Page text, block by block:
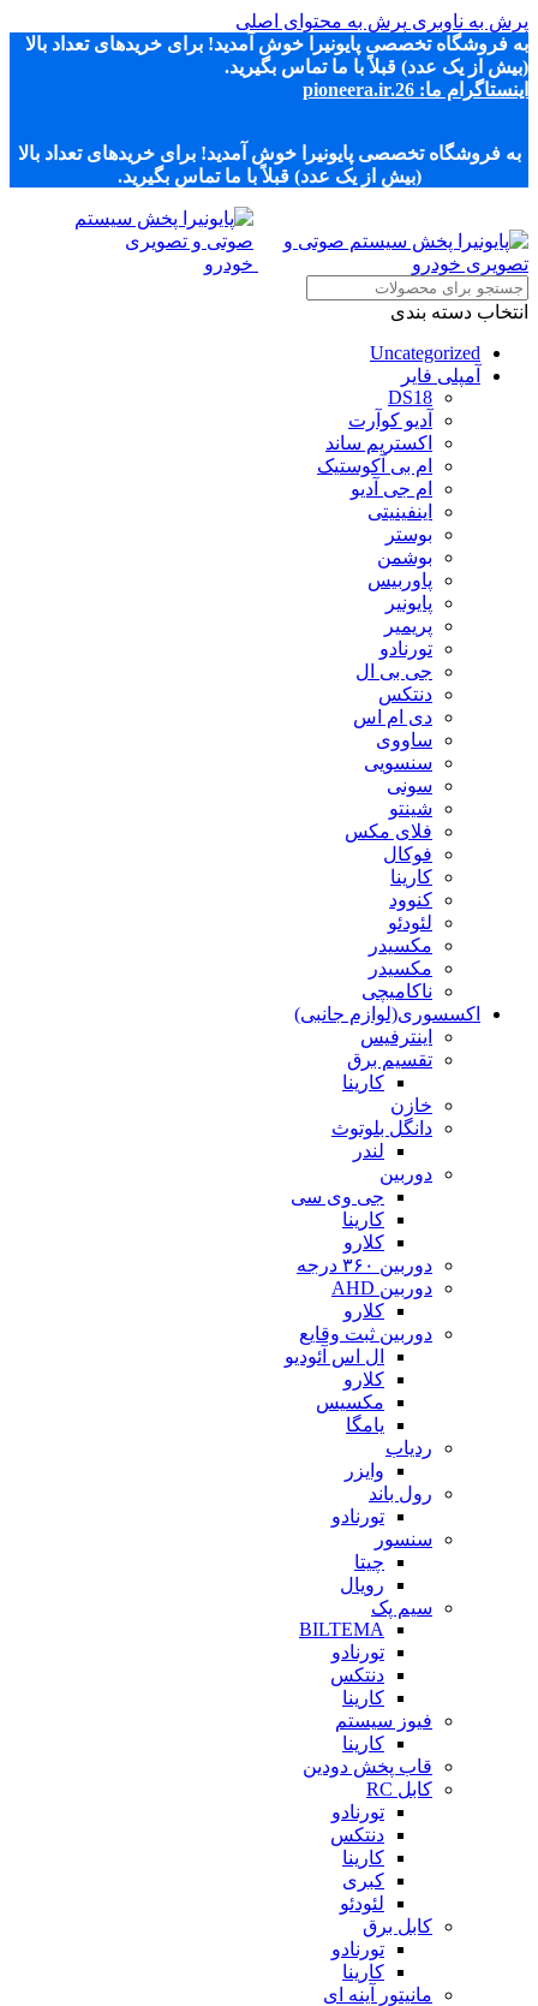
پرش به ناوبری پرش به محتوای اصلی
به فروشگاه تخصصی پایونیرا خوش آمدید! برای خریدهای تعداد بالا
(بیش از یک عدد) قبلاً با ما تماس بگیرید.
اینستاگرام ما: pioneera.ir.26
به فروشگاه تخصصی پایونیرا خوش آمدید! برای خریدهای تعداد بالا
(بیش از یک عدد) قبلاً با ما تماس بگیرید.
انتخاب دسته بندی
Uncategorized
آمپلی فایر
DS18
آدیو کوآرت
اکستریم ساند
ام بی آکوستیک
ام جی آدیو
اینفینیتی
بوستر
بوشمن
پاوربیس
پایونیر
پریمیر
تورنادو
جی بی ال
دنتکس
دی ام اس
ساووی
سنسویی
سونی
شینتو
فلای مکس
فوکال
کارینا
کنوود
لئودئو
مکسیدر
مکسیدر
ناکامیچی
اکسسوری(لوازم جانبی)
اینترفیس
تقسیم برق
کارینا
خازن
دانگل بلوتوث
لندر
دوربین
جی وی سی
کارینا
کلارو
دوربین ۳۶۰ درجه
دوربین AHD
کلارو
دوربین ثبت وقایع
ال اس آئودیو
کلارو
مکسیس
یامگا
ردیاب
وایزر
رول باند
تورنادو
سنسور
چیتا
رویال
سیم پک
BILTEMA
تورنادو
دنتکس
کارینا
فیوز سیستم
کارینا
قاب پخش دودین
کابل RC
تورنادو
دنتکس
کارینا
کبری
لئودئو
کابل برق
تورنادو
کارینا
مانیتور آینه ای